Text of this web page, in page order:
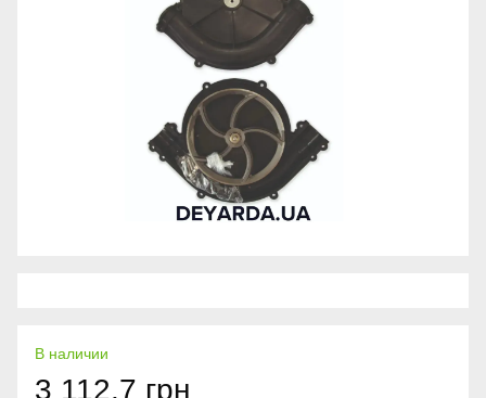
В наличии
3 112.7 грн